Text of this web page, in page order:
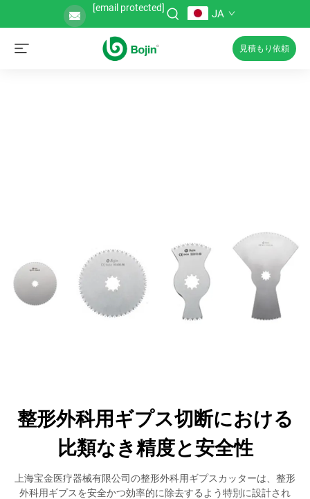
[email protected] JA
見積もり依頼
整形外科用ギプス切断における
比類なき精度と安全性
上海宝金医疗器械有限公司の整形外科用ギプスカッターは、整形
外科用ギプスを安全かつ効率的に除去するよう特別に設計され